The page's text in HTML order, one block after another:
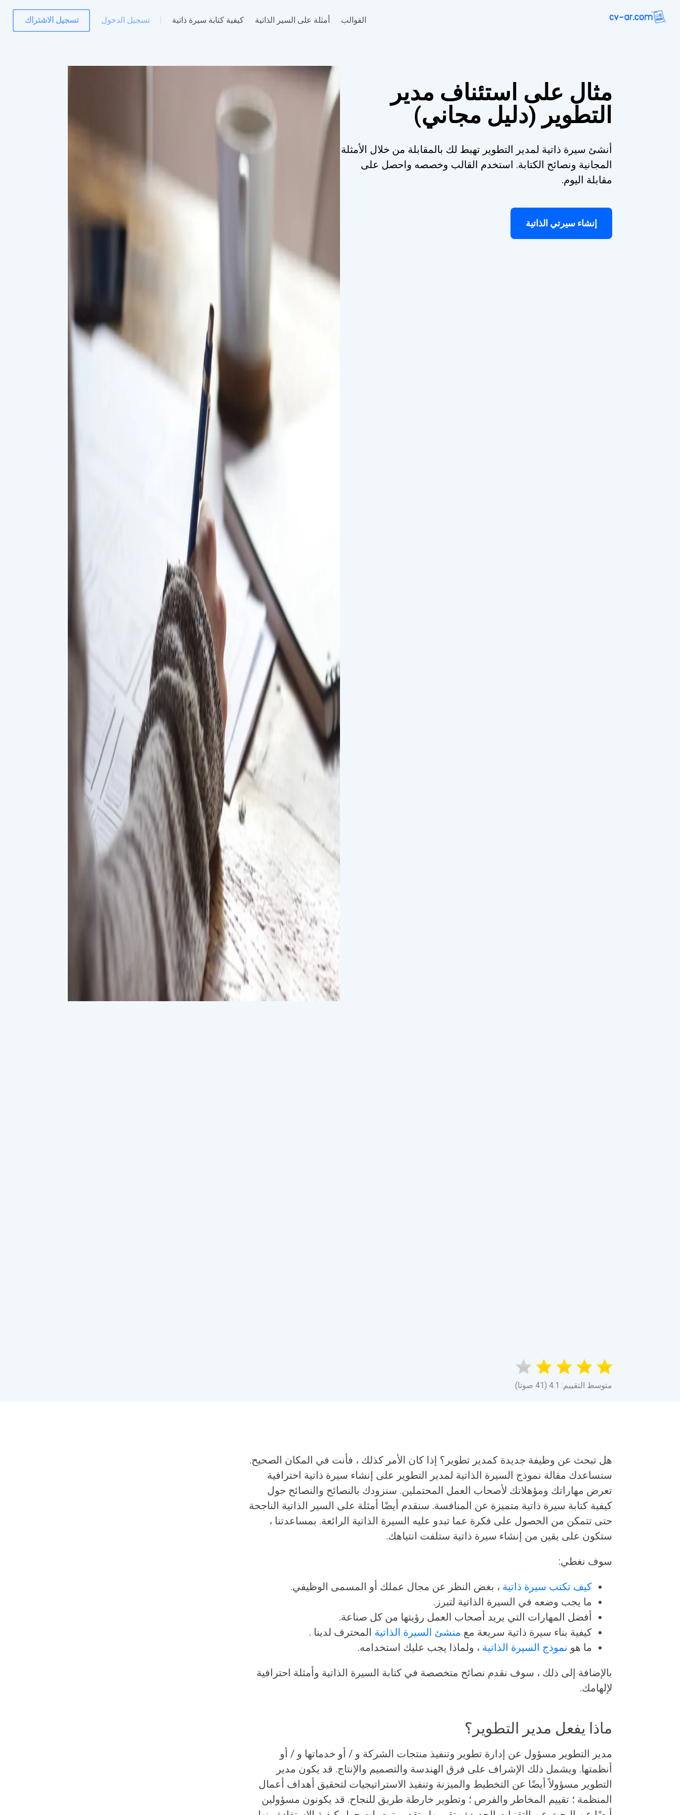
القوالب أمثلة على السير الذاتية كيفية كتابة سيرة ذاتية تسجيل الدخول تسجيل الاشتراك
مثال على استئناف مدير
التطوير (دليل مجاني)
أنشئ سيرة ذاتية لمدير التطوير تهبط لك بالمقابلة من خلال الأمثلة
المجانية ونصائح الكتابة. استخدم القالب وخصصه واحصل على
مقابلة اليوم.
إنشاء سيرتي الذاتية
متوسط التقييم: 4.1 (41 صوتا)
هل تبحث عن وظيفة جديدة كمدير تطوير؟ إذا كان الأمر كذلك ، فأنت في المكان الصحيح.
ستساعدك مقالة نموذج السيرة الذاتية لمدير التطوير على إنشاء سيرة ذاتية احترافية
تعرض مهاراتك ومؤهلاتك لأصحاب العمل المحتملين. سنزودك بالنصائح والنصائح حول
كيفية كتابة سيرة ذاتية متميزة عن المنافسة. سنقدم أيضًا أمثلة على السير الذاتية الناجحة
حتى تتمكن من الحصول على فكرة عما تبدو عليه السيرة الذاتية الرائعة. بمساعدتنا ،
ستكون على يقين من إنشاء سيرة ذاتية ستلفت انتباهك.
سوف نغطي:
كيف تكتب سيرة ذاتية ، بغض النظر عن مجال عملك أو المسمى الوظيفي.
ما يجب وضعه في السيرة الذاتية لتبرز.
أفضل المهارات التي يريد أصحاب العمل رؤيتها من كل صناعة.
كيفية بناء سيرة ذاتية سريعة مع منشئ السيرة الذاتية المحترف لدينا .
ما هو نموذج السيرة الذاتية ، ولماذا يجب عليك استخدامه.
بالإضافة إلى ذلك ، سوف نقدم نصائح متخصصة في كتابة السيرة الذاتية وأمثلة احترافية
لإلهامك.
ماذا يفعل مدير التطوير؟
مدير التطوير مسؤول عن إدارة تطوير وتنفيذ منتجات الشركة و / أو خدماتها و / أو
أنظمتها. ويشمل ذلك الإشراف على فرق الهندسة والتصميم والإنتاج. قد يكون مدير
التطوير مسؤولاً أيضًا عن التخطيط والميزنة وتنفيذ الاستراتيجيات لتحقيق أهداف أعمال
المنظمة ؛ تقييم المخاطر والفرص ؛ وتطوير خارطة طريق للنجاح. قد يكونون مسؤولين